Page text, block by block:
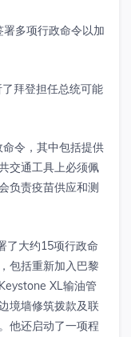
署多项行政命令以加
拜登担任总统可能
令，其中包括提供
交通工具上必须佩
负责疫苗供应和测
了大约15项行政命
包括重新加入巴黎
XL输油管
境墙修筑拨款及联
他还启动了一项程